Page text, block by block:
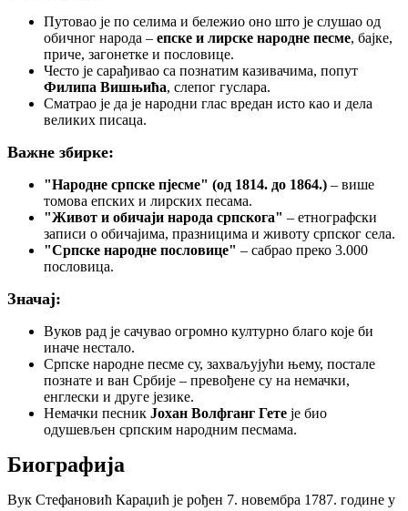
Путовао је по селима и бележио оно што је слушао од
обичног народа – епске и лирске народне песме, бајке,
приче, загонетке и пословице.
Често је сарађивао са познатим казивачима, попут
Филипа Вишњића, слепог гуслара.
Сматрао је да је народни глас вредан исто као и дела
великих писаца.
Важне збирке:
"Народне српске пјесме" (од 1814. до 1864.) – више
томова епских и лирских песама.
"Живот и обичаји народа српскога" – етнографски
записи о обичајима, празницима и животу српског села.
"Српске народне пословице" – сабрао преко 3.000
пословица.
Значај:
Вуков рад је сачувао огромно културно благо које би
иначе нестало.
Српске народне песме су, захваљујући њему, постале
познате и ван Србије – превођене су на немачки,
енглески и друге језике.
Немачки песник Јохан Волфганг Гете је био
одушевљен српским народним песмама.
Биографија
Вук Стефановић Караџић је рођен 7. новембра 1787. године у